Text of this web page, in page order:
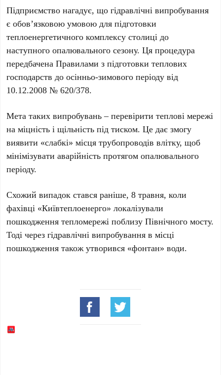
Підприємство нагадує, що гідравлічні випробування
є обов’язковою умовою для підготовки
теплоенергетичного комплексу столиці до
наступного опалювального сезону. Ця процедура
передбаченаПравилами з підготовки теплових
господарств до осінньо-зимового періоду від
10.12.2008 № 620/378.
Мета таких випробувань – перевірити теплові мережі
на міцність і щільність під тиском. Це дає змогу
виявити «слабкі» місця трубопроводів влітку, щоб
мінімізувати аварійність протягом опалювального
періоду.
Схожий випадок стався раніше,8 травня, коли
фахівці «Київтеплоенерго» локалізували
пошкодження тепломережі поблизуПівнічного мосту.
Тоді через гідравлічні випробування в місці
пошкодження також утворився «фонтан» води.